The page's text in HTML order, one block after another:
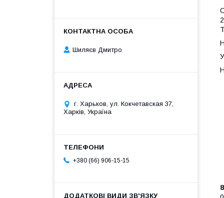
Шиляєв Дмитро
г. Харьков, ул. Кокчетавская 37,
Харків, Україна
+380 (66) 906-15-15